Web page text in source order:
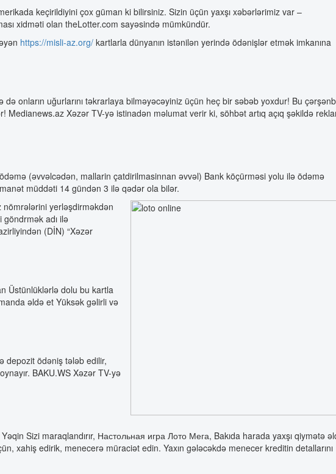
keçirildiyini çox güman ki bilirsiniz. Sizin üçün yaxşı xəbərlərimiz var –
xidməti olan theLotter.com sayəsində mümkündür.
https://misli-az.org/ kartlarla dünyanın istənilən yerində ödənişlər etmək imkanına
onların uğurlarını təkrarlaya bilməyəcəyiniz üçün heç bir səbəb yoxdur! Bu
Medianews.az Xəzər TV-yə istinadən məlumat verir ki, söhbət artıq açıq şəkildə
(əvvəlcədən, mallarin çatdirilmasinnan əvvəl) Bank köçürməsi yolu ilə ödəmə
müddəti 14 gündən 3 ilə qədər ola bilər.
nömrələrini yerləşdirməkdən
adı ilə
(DİN) “Xəzər
Üstünlüklərlə dolu bu kartla
əldə et Yüksək gəlirli və
depozit ödəniş tələb edilir,
BAKU.WS Xəzər TV-yə
Sizi maraqlandırır, Настольная игра Лото Мега, Bakıda harada yaxşı qiymətə
xahiş edirik, menecerə müraciət edin. Yaxın gələcəkdə menecer kreditin detallarını